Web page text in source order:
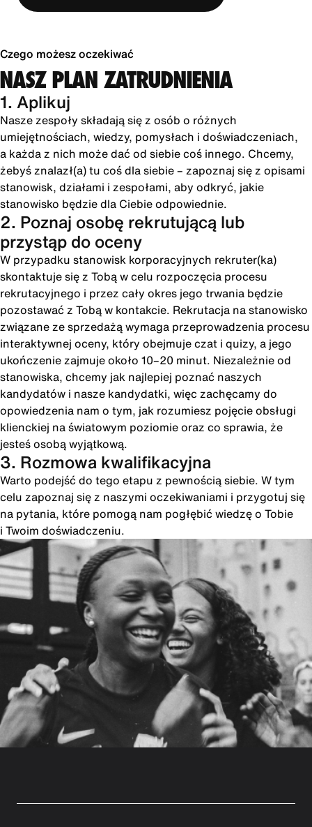
Czego możesz oczekiwać
NASZ PLAN ZATRUDNIENIA
1. Aplikuj
Nasze zespoły składają się z osób o różnych
umiejętnościach, wiedzy, pomysłach i doświadczeniach,
a każda z nich może dać od siebie coś innego. Chcemy,
żebyś znalazł(a) tu coś dla siebie – zapoznaj się z opisami
stanowisk, działami i zespołami, aby odkryć, jakie
stanowisko będzie dla Ciebie odpowiednie.
2. Poznaj osobę rekrutującą lub
przystąp do oceny
W przypadku stanowisk korporacyjnych rekruter(ka)
skontaktuje się z Tobą w celu rozpoczęcia procesu
rekrutacyjnego i przez cały okres jego trwania będzie
pozostawać z Tobą w kontakcie. Rekrutacja na stanowisko
związane ze sprzedażą wymaga przeprowadzenia procesu
interaktywnej oceny, który obejmuje czat i quizy, a jego
ukończenie zajmuje około 10–20 minut. Niezależnie od
stanowiska, chcemy jak najlepiej poznać naszych
kandydatów i nasze kandydatki, więc zachęcamy do
opowiedzenia nam o tym, jak rozumiesz pojęcie obsługi
klienckiej na światowym poziomie oraz co sprawia, że
jesteś osobą wyjątkową.
3. Rozmowa kwalifikacyjna
Warto podejść do tego etapu z pewnością siebie. W tym
celu zapoznaj się z naszymi oczekiwaniami i przygotuj się
na pytania, które pomogą nam pogłębić wiedzę o Tobie
i Twoim doświadczeniu.